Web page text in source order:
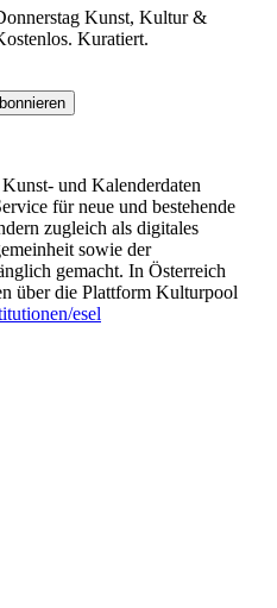
als eine widersprüchlich sinn-
notwendige Arbeit.
arbeiten präsentiert
Projekt, das während ihres
im August 2022 im
Academy Salzburg
wurde zu Gunsten
aufgegeben. 20
lang Seite and Seite,
Gemeinschaft.
Bussmann und Christoph
in Form von
Kunst, Kultur &
Kuratiert.
und Kalenderdaten
für neue und bestehende
zugleich als digitales
sowie der
gemacht. In Österreich
über die Plattform Kulturpool
esel